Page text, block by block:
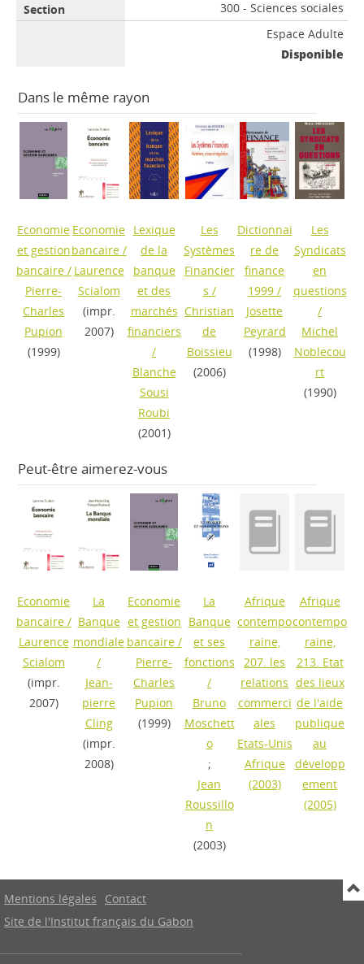
300 - Sciences sociales
Espace Adulte
Disponible
Dans le même rayon
Economie
et gestion
bancaire/
Pierre-
Charles
Pupion
(1999)
Economie
bancaire/
Laurence
Scialom
(impr.
2007)
Lexique
de la
banque
et des
marchés
financiers
/
Blanche
Sousi
Roubi
(2001)
Les
Systèmes
Financier
s /
Christian
de
Boissieu
(2006)
Dictionnai
re de
finance
1999 /
Josette
Peyrard
(1998)
Les
Syndicats
en
questions
/
Michel
Noblecou
rt
(1990)
Peut-être aimerez-vous
Economie
bancaire/
Laurence
Scialom
(impr.
2007)
La
Banque
mondiale
/
Jean-
pierre
Cling
(impr.
2008)
Economie
et gestion
bancaire/
Pierre-
Charles
Pupion
(1999)
La
Banque
et ses
fonctions
/
Bruno
Moschett
o
;
Jean
Roussillo
n
(2003)
Afrique
contempo
raine,
207. les
relations
commerci
ales
Etats-Unis
Afrique
(2003)
Afrique
contempo
raine,
213. Etat
des lieux
de l'aide
publique
au
développ
ement
(2005)
Mentions légales
Contact
Site de l'Institut français du Gabon